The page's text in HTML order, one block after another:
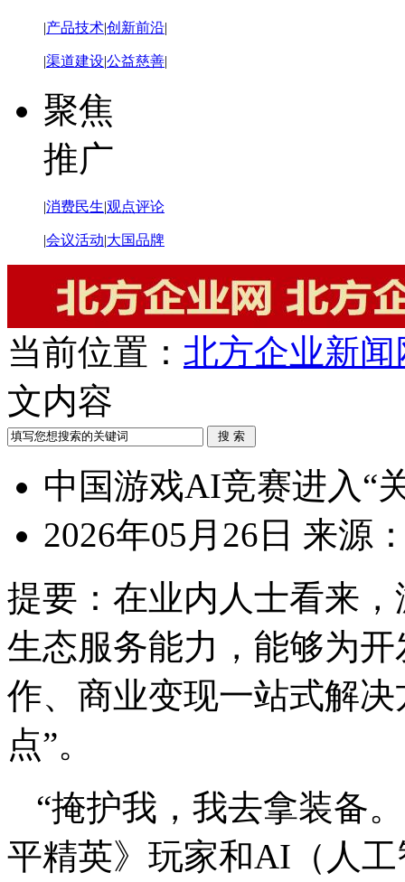
|产品技术|创新前沿|
|渠道建设|公益慈善|
聚焦
推广
|消费民生|观点评论
|会议活动|大国品牌
当前位置： 北方企业新闻
文内容
中国游戏AI竞赛进入“
2026年05月26日 来源
提要： 在业内人士看来
生态服务能力，能够为
作、商业变现一站式解
点”。
“掩护我，我去拿装备
平精英》玩家和AI（人